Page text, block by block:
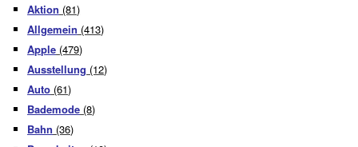
Aktion (81)
Allgemein (413)
Apple (479)
Ausstellung (12)
Auto (61)
Bademode (8)
Bahn (36)